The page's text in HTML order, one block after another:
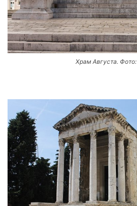
Храм Августа. Фото: